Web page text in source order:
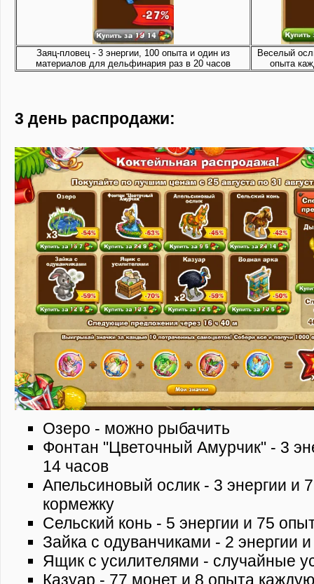
Заяц-пловец - 3 энергии, 100 опыта и один из
материалов для дельфинария раз в 20 часов
Веселый
опыта
3 день распродажи:
Озеро - можно рыбачить
Фонтан "Цветочный Амурчик" - 3
14 часов
Апельсиновый ослик - 3 энергии и
кормежку
Сельский конь - 5 энергии и 75
Зайка с одуванчиками - 2 энергии
Ящик с усилителями - случайные
Казуар - 77 монет и 8 опыта